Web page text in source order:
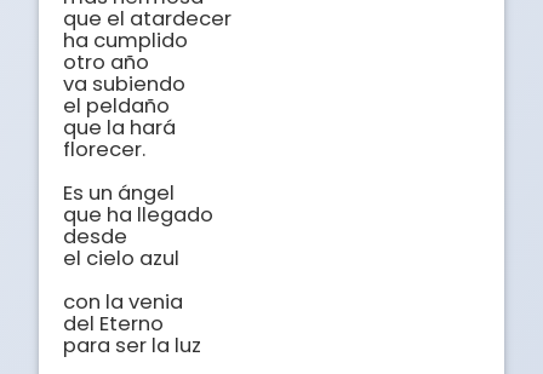
que el atardecer
ha cumplido
otro año
va subiendo
el peldaño
que la hará
florecer.
Es un ángel
que ha llegado
desde
el cielo azul
con la venia
del Eterno
para ser la luz